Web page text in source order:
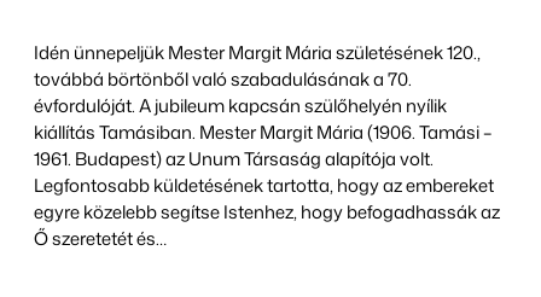
Idén ünnepeljük Mester Margit Mária születésének 120.,
továbbá börtönből való szabadulásának a 70.
évfordulóját. A jubileum kapcsán szülőhelyén nyílik
kiállítás Tamásiban. Mester Margit Mária (1906. Tamási –
1961. Budapest) az Unum Társaság alapítója volt.
Legfontosabb küldetésének tartotta, hogy az embereket
egyre közelebb segítse Istenhez, hogy befogadhassák az
Ő szeretetét és…